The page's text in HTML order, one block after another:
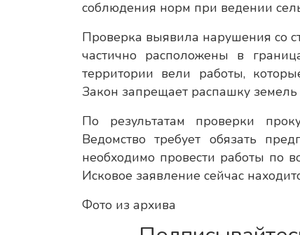
соблюдения норм при ведении
Проверка выявила нарушения со
частично расположены в
территории вели работы,
Закон запрещает распашку
По результатам проверки
Ведомство требует обязать
необходимо провести работы по
Исковое заявление сейчас
Фото из архива